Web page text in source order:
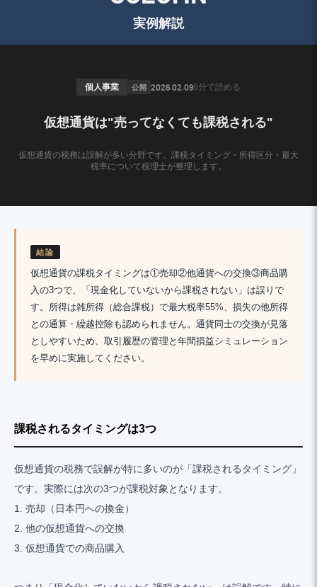
実例解説
個人事業 公開 2026.02.096分で読める
仮想通貨は"売ってなくても課税される"
仮想通貨の税務は誤解が多い分野です。課税タイミング・所得区分・最大
税率について税理士が整理します。
結論
仮想通貨の課税タイミングは①売却②他通貨への交換③商品購
入の3つで、「現金化していないから課税されない」は誤りで
す。所得は雑所得（総合課税）で最大税率55%、損失の他所得
との通算・繰越控除も認められません。通貨同士の交換が見落
としやすいため、取引履歴の管理と年間損益シミュレーション
を早めに実施してください。
課税されるタイミングは3つ
仮想通貨の税務で誤解が特に多いのが「課税されるタイミング」
です。実際には次の3つが課税対象となります。
1. 売却（日本円への換金）
2. 他の仮想通貨への交換
3. 仮想通貨での商品購入